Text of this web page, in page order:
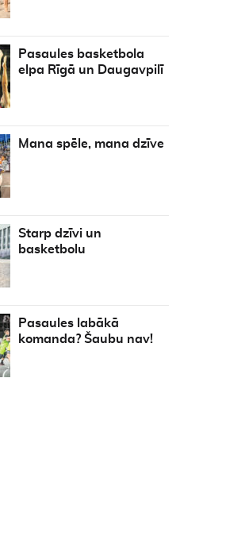
Pasaules basketbola
elpa Rīgā un Daugavpilī
Mana spēle, mana dzīve
Starp dzīvi un
basketbolu
Pasaules labākā
komanda? Šaubu nav!